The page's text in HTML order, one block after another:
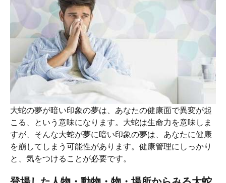
大蛇の夢が暗い印象の夢は、あなたの健康面で異変が起
こる、という意味になります。大蛇は生命力を意味しま
すが、そんな大蛇が夢に暗い印象の夢は、あなたに健康
を崩してしまう可能性があります。健康管理にしっかり
と、気をつけることが必要です。